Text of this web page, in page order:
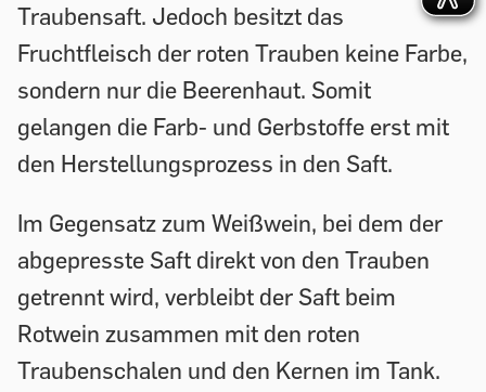
Traubensaft. Jedoch besitzt das
Fruchtfleisch der roten Trauben keine Farbe,
sondern nur die Beerenhaut. Somit
gelangen die Farb- und Gerbstoffe erst mit
den Herstellungsprozess in den Saft.
Im Gegensatz zum Weißwein, bei dem der
abgepresste Saft direkt von den Trauben
getrennt wird, verbleibt der Saft beim
Rotwein zusammen mit den roten
Traubenschalen und den Kernen im Tank.